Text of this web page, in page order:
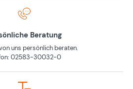
Beratung
uns persönlich beraten.
02583-30032-0